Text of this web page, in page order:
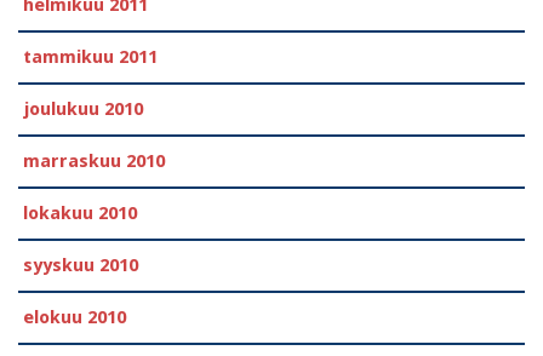
helmikuu 2011
tammikuu 2011
joulukuu 2010
marraskuu 2010
lokakuu 2010
syyskuu 2010
elokuu 2010